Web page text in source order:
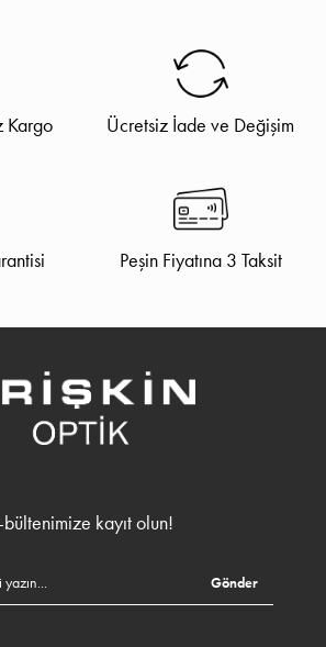
Kargo Ücretsiz İade ve Değişim
Peşin Fiyatına 3 Taksit
bültenimize kayıt olun!
Gönder